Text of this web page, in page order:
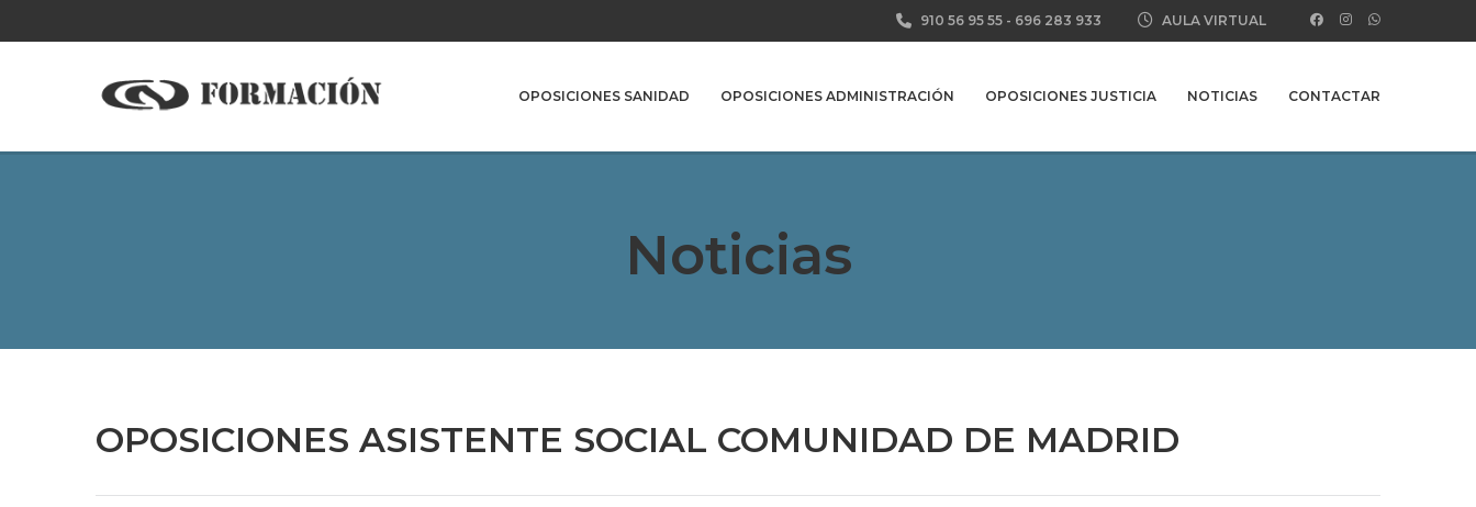
AULA VIRTUAL
910 56 95 55 - 696 283 933
OPOSICIONES SANIDAD OPOSICIONES ADMINISTRACIÓN OPOSICIONES JUSTICIA NOTICIAS CONTACTAR
Noticias
OPOSICIONES ASISTENTE SOCIAL COMUNIDAD DE MADRID